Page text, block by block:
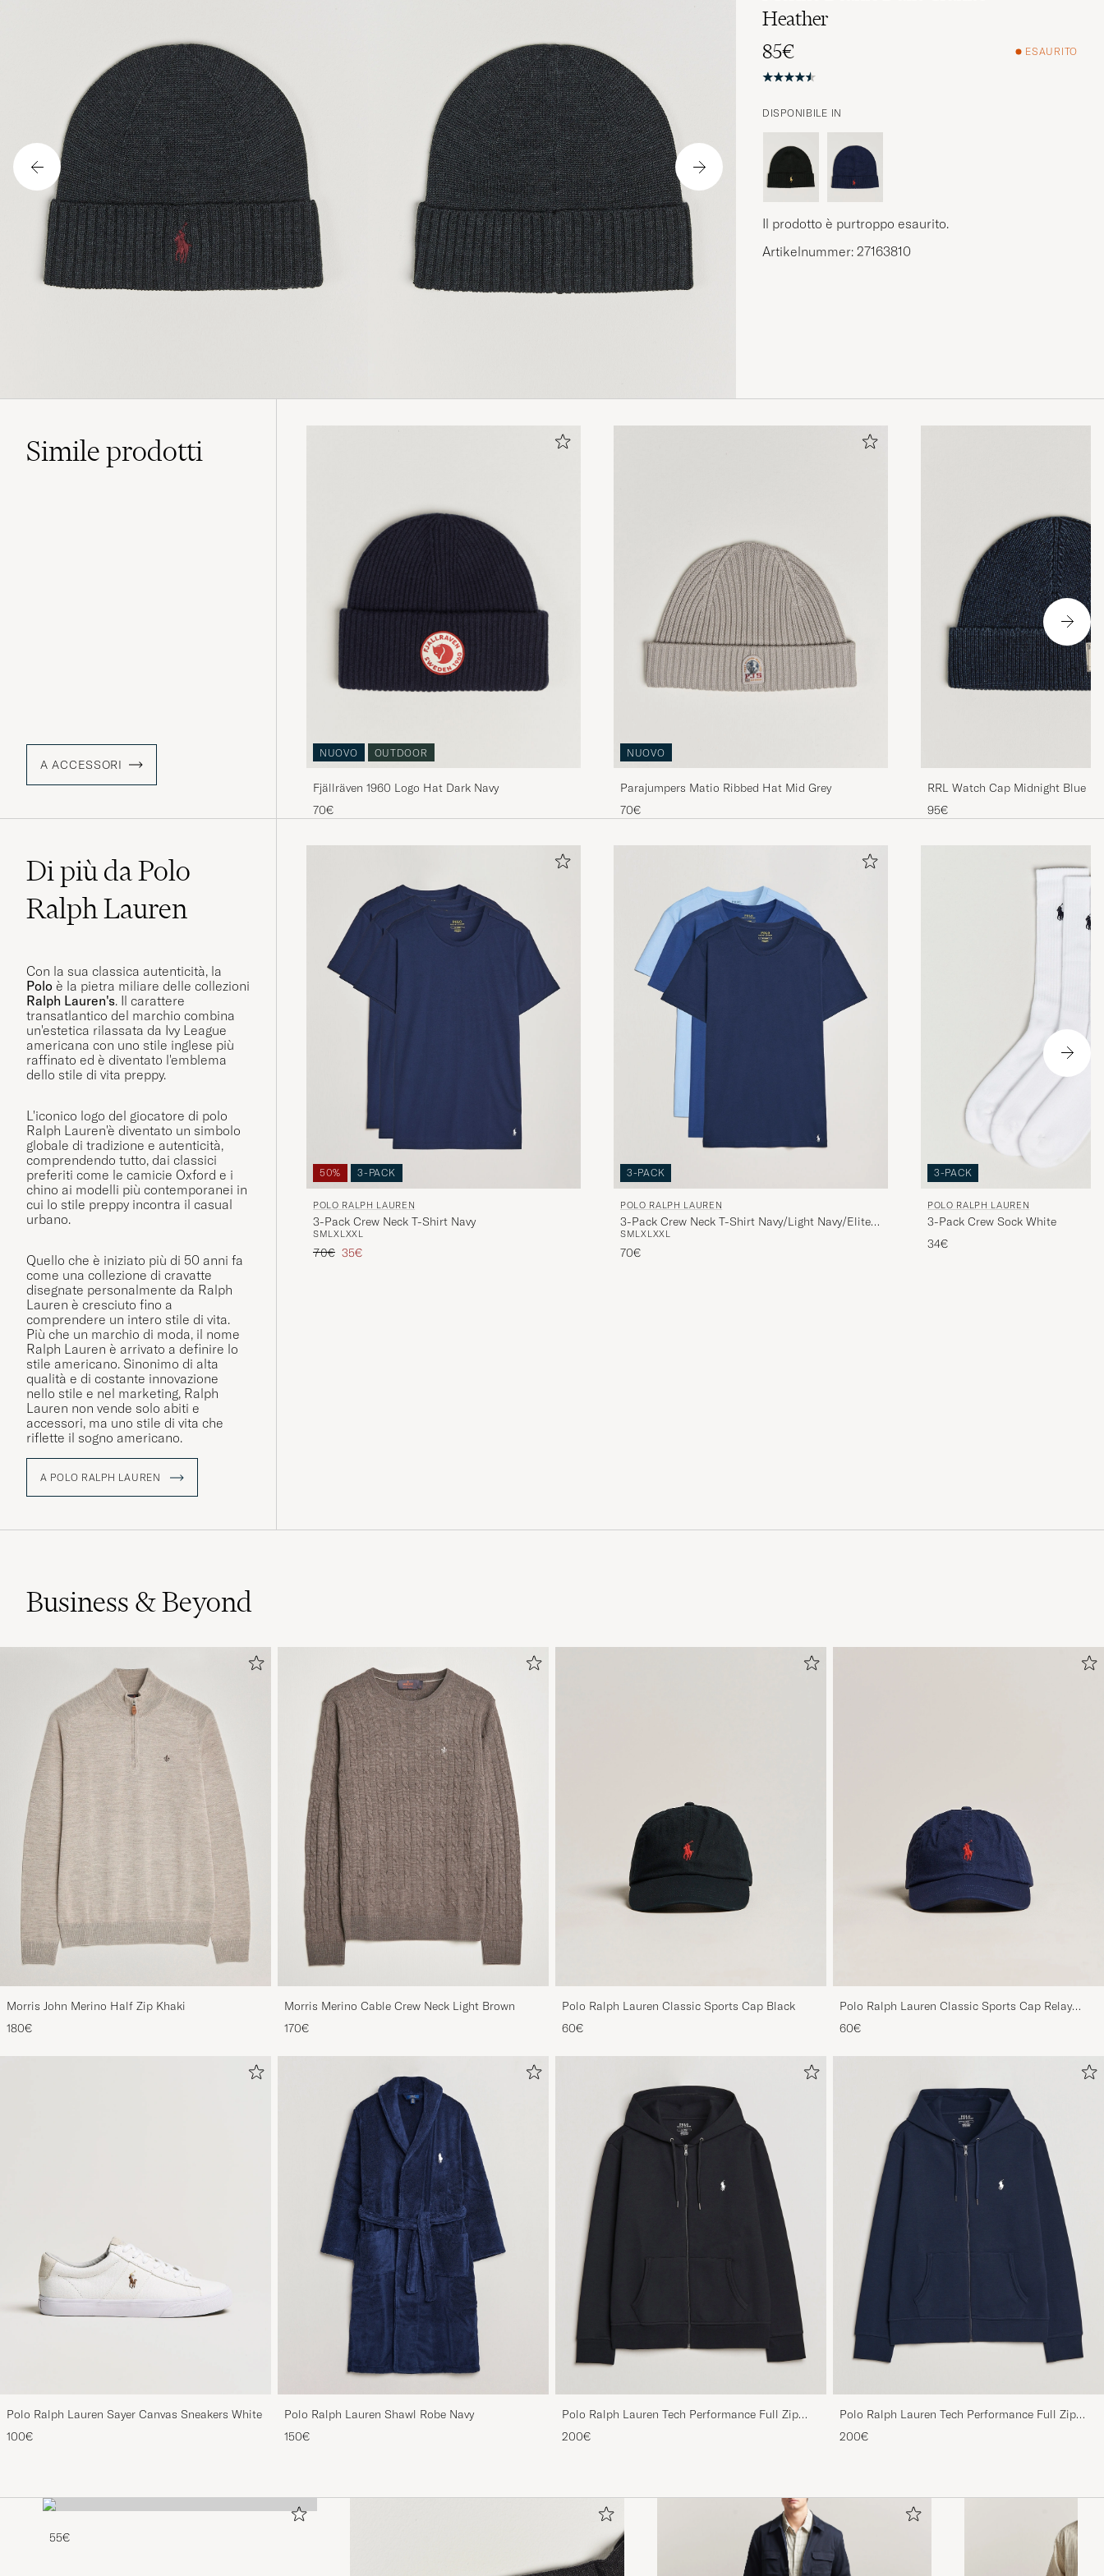
Altre opzioni?
ESPLORA PRODOTTI SIMILI
Heather
85€
ESAURITO
DISPONIBILE IN
Il prodotto è purtroppo esaurito.
Artikelnummer: 27163810
Simileprodotti
A ACCESSORI
NUOVO OUTDOOR
Fjällräven 1960 Logo Hat Dark Navy
70€
NUOVO
Parajumpers Matio Ribbed Hat Mid Grey
70€
RRL Watch Cap Midnight Blue
95€
Di più da Polo
Ralph Lauren
Con la sua classica autenticità, la
Polo è la pietra miliare delle collezioni
Ralph Lauren's. Il carattere
transatlantico del marchio combina
un'estetica rilassata da Ivy League
americana con uno stile inglese più
raffinato ed è diventato l'emblema
dello stile di vita preppy.
L'iconico logo del giocatore di polo
Ralph Lauren'è diventato un simbolo
globale di tradizione e autenticità,
comprendendo tutto, dai classici
preferiti come le camicie Oxford e i
chino ai modelli più contemporanei in
cui lo stile preppy incontra il casual
urbano.
Quello che è iniziato più di 50 anni fa
come una collezione di cravatte
disegnate personalmente da Ralph
Lauren è cresciuto fino a
comprendere un intero stile di vita.
Più che un marchio di moda, il nome
Ralph Lauren è arrivato a definire lo
stile americano. Sinonimo di alta
qualità e di costante innovazione
nello stile e nel marketing, Ralph
Lauren non vende solo abiti e
accessori, ma uno stile di vita che
riflette il sogno americano.
A POLO RALPH LAUREN
50% 3-PACK
POLO RALPH LAUREN
3-Pack Crew Neck T-Shirt Navy
SMLXL XXL
Prezzo ordinario
70€ Prezzo ridotto
35€
3-PACK
POLO RALPH LAUREN
3-Pack Crew Neck T-Shirt Navy/Light Navy/Elite
Blue
SMLXL XXL
70€
3-PACK
POLO RALPH LAUREN
3-Pack Crew Sock White
34€
Business & Beyond
Morris John Merino Half Zip Khaki
180€
Morris Merino Cable Crew Neck Light Brown
170€
Polo Ralph Lauren Classic Sports Cap Black
60€
Polo Ralph Lauren Classic Sports Cap Relay
Blue
60€
Polo Ralph Lauren Sayer Canvas Sneakers White
100€
Polo Ralph Lauren Shawl Robe Navy
150€
Polo Ralph Lauren Tech Performance Full Zip
Black
200€
Polo Ralph Lauren Tech Performance Full Zip
Navy
200€
55€